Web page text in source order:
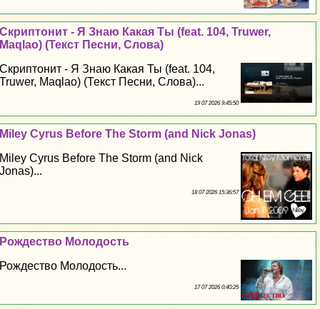
Скриптонит - Я Знаю Какая Ты (feat. 104, Truwer,
Maqlao) (Текст Песни, Слова)
Скриптонит - Я Знаю Какая Ты (feat. 104,
Truwer, Maqlao) (Текст Песни, Слова)...
19 07 2026 9:45:50
Miley Cyrus Before The Storm (and Nick Jonas)
Miley Cyrus Before The Storm (and Nick
Jonas)...
18 07 2026 15:36:57
Рождество Молодость
Рождество Молодость...
17 07 2026 0:40:25